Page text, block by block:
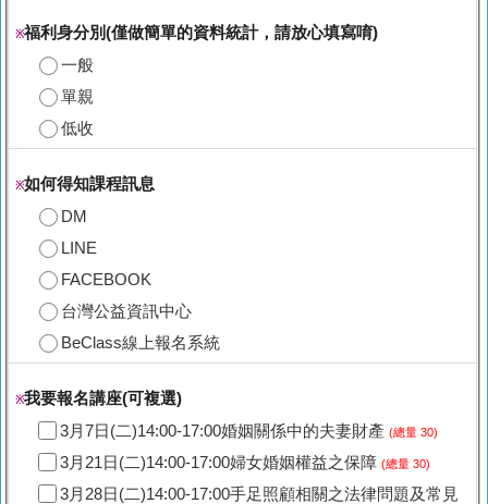
※福利身分別(僅做簡單的資料統計，請放心填寫唷)
一般
單親
低收
※如何得知課程訊息
DM
LINE
FACEBOOK
台灣公益資訊中心
BeClass線上報名系統
※我要報名講座(可複選)
3月7日(二)14:00-17:00婚姻關係中的夫妻財產 (總量 30)
3月21日(二)14:00-17:00婦女婚姻權益之保障 (總量 30)
3月28日(二)14:00-17:00手足照顧相關之法律問題及常見